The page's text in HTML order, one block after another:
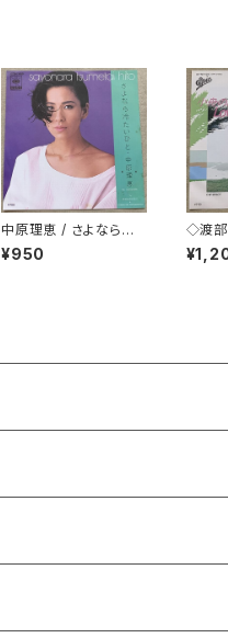
中原理恵 / さよなら冷
たいひと プロモ
¥950
◇渡部
よう